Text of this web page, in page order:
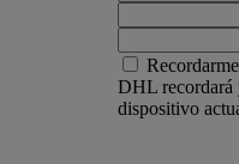
Recordarme
DHL recordará
dispositivo